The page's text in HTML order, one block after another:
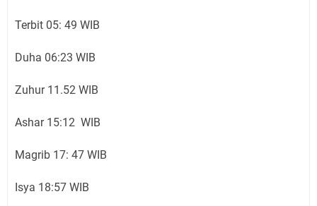
Terbit 05: 49 WIB
Duha 06:23 WIB
Zuhur 11.52 WIB
Ashar 15:12 WIB
Magrib 17: 47 WIB
Isya 18:57 WIB